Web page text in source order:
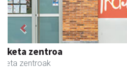
Urnietako Udala
Urnieta - Udaletxeak
Previous